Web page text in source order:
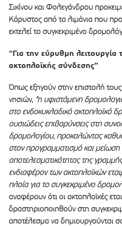
Σικίνου και Φολεγάνδρου
Κάρυστος από τα λιμάνια που
εκτελεί το συγκεκριμένο
“Για την εύρυθμη λειτουργία
ακτοπλοϊκής σύνδεσης”
Όπως εξηγούν στην επιστολή
νησιών, “η υφιστάμενη
στο ενδοκυκλαδικό ακτοπλοϊκό
ουσιώδεις επιβαρύνσεις στη
δρομολογίου, προκαλώντας
στον προγραμματισμό και μείωση
αποτελεσματικότητας της
ενδιαφέρον των ακτοπλοϊκών
πλοία για το συγκεκριμένο
αναφέρουν ότι οι ακτοπλοϊκές
δραστηριοποιηθούν στη
αποτέλεσμα να δημιουργούνται